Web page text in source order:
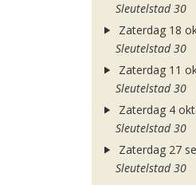
Sleutelstad 30
Zaterdag 18
Sleutelstad 30
Zaterdag 11
Sleutelstad 30
Zaterdag 4
Sleutelstad 30
Zaterdag 27
Sleutelstad 30